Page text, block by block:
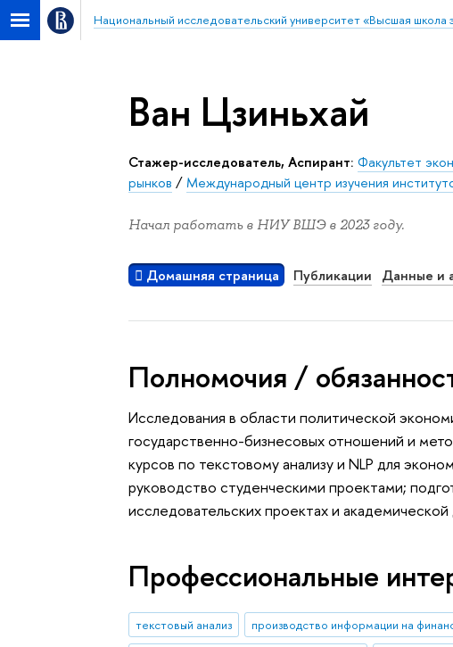
Национальный исследовательский университет «Высшая школа
Ван Цзиньхай
стажер-исследователь, Аспирант: Факультет
рынков /Международный центр изучения
Начал работать в НИУ ВШЭ в 2023 году.
Домашняя страница Публикации Данные и
Полномочия /
Исследования в области политической
государственно-бизнесовых отношений и
курсов по текстовому анализу и NLP для
руководство студенческими проектами;
исследовательских проектах и
Профессиональные
текстовый анализ производство информации на